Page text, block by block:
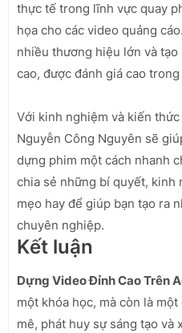
thực tế trong lĩnh vực quay
họa cho các video quảng
nhiều thương hiệu lớn và
cao, được đánh giá cao trong
Với kinh nghiệm và kiến
Nguyễn Công Nguyên sẽ
dựng phim một cách nhanh
chia sẻ những bí quyết, kinh
mẹo hay để giúp bạn tạo ra
chuyên nghiệp.
Kết luận
Dựng Video Đỉnh Cao Trên
một khóa học, mà còn là
mê, phát huy sự sáng tạo và